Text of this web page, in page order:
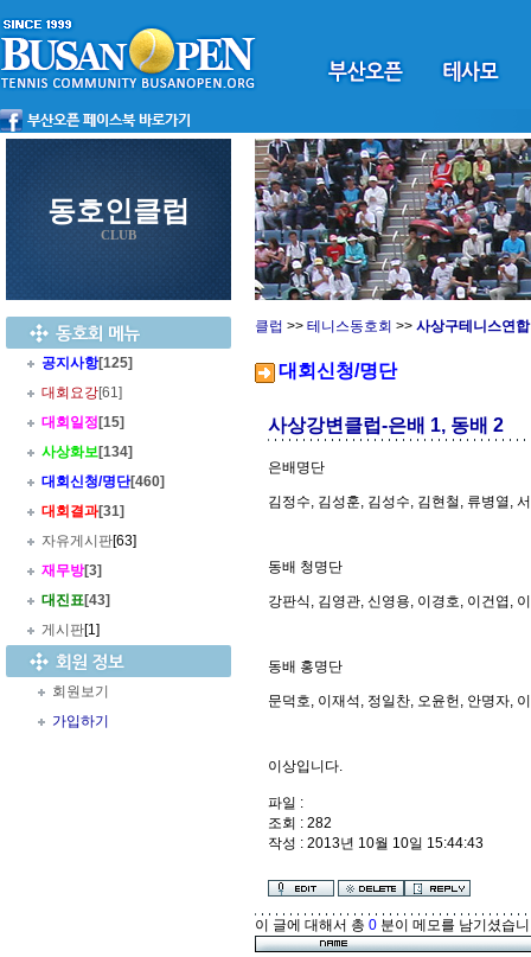
동호인클럽
CLUB
공지사항[125]
대회요강[61]
대회일정 [15]
사상화보[134]
대회신청/명단[460]
대회결과[31]
자유게시판[63]
재무방[3]
대진표[43]
게시판[1]
회원보기
가입하기
클럽 >> 테니스동호회 >> 사상구테니스연
대회신청/명단
사상강변클럽-은배 1, 동배 2
은배명단
김정수, 김성훈, 김성수, 김현철, 류병열,
동배 청명단
강판식, 김영관, 신영용, 이경호, 이건엽,
동배 홍명단
문덕호, 이재석, 정일찬, 오윤헌, 안명자,
이상입니다.
파일 :
조회 : 282
작성 : 2013년 10월 10일 15:44:43
이 글에 대해서 총 0 분이 메모를 남기셨습